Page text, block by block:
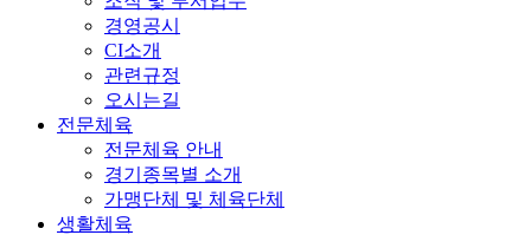
경영공시
CI소개
관련규정
오시는길
전문체육
전문체육 안내
경기종목별 소개
가맹단체 및 체육단체
생활체육